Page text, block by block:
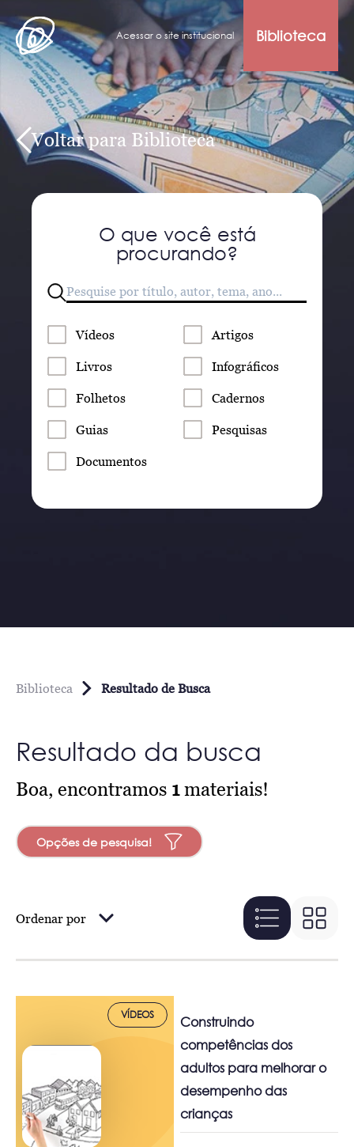
Acessar o site institucional Biblioteca
Voltar para Biblioteca
O que você está
procurando?
Vídeos Artigos
Livros Infográficos
Folhetos Cadernos
Guias Pesquisas
Documentos
Biblioteca Resultado de Busca
Resultado da busca
Boa, encontramos 1materiais!
Opções de pesquisa!
Ordenar por
VÍDEOS
Construindo
competências dos
adultos para melhorar o
desempenho das
crianças